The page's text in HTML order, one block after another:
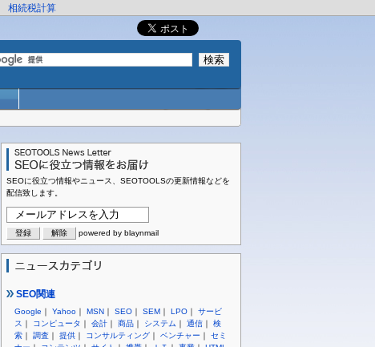
相続税計算
SEOに役立つ情報やニュース、SEOTOOLSの更新情報などを
配信致します。
powered by blaynmail
SEO関連
Google ｜ Yahoo ｜ MSN ｜ SEO ｜ SEM ｜ LPO ｜ サービ
ス ｜ コンピュータ ｜ 会計 ｜ 商品 ｜ システム ｜ 通信 ｜ 検
索 ｜ 調査 ｜ 提供 ｜ コンサルティング ｜ ベンチャー ｜ セミ